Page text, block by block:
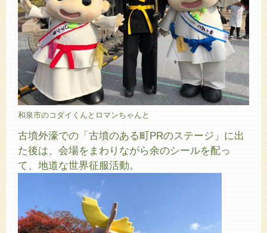
和泉市のコダイくんとロマンちゃんと
古墳外濠での「古墳のある町PRのステージ」に出
た後は、会場をまわりながら余のシールを配っ
て、地道な世界征服活動。